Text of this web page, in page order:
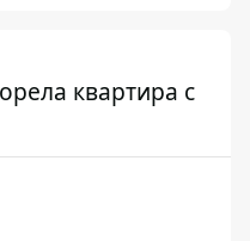
квартира с